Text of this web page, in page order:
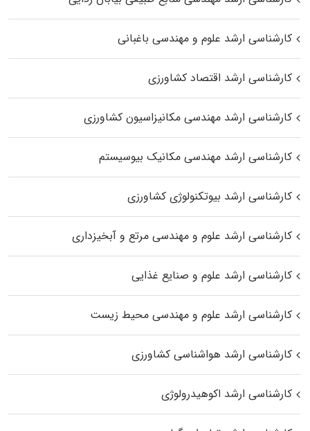
کارشناسی ارشد علوم و مهندسی باغبانی
کارشناسی ارشد اقتصاد کشاورزی
کارشناسی ارشد مهندسی مکانیزاسیون کشاورزی
کارشناسی ارشد مهندسی مکانیک بیوسیستم
کارشناسی ارشد بیوتکنولوژی کشاورزی
کارشناسی ارشد علوم و مهندسی مرتع و آبخیزداری
کارشناسی ارشد علوم و صنایع غذایی
کارشناسی ارشد علوم و مهندسی محیط زیست
کارشناسی ارشد هواشناسی کشاورزی
کارشناسی ارشد اکوهیدرولوژی